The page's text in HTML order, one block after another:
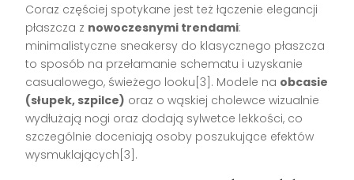
Coraz częściej spotykane jest też łączenie elegancji
płaszcza z nowoczesnymi trendami:
minimalistyczne sneakersy do klasycznego płaszcza
to sposób na przełamanie schematu i uzyskanie
casualowego, świeżego looku[3]. Modele na obcasie
(słupek, szpilce) oraz o wąskiej cholewce wizualnie
wydłużają nogi oraz dodają sylwetce lekkości, co
szczególnie doceniają osoby poszukujące efektów
wysmuklających[3].